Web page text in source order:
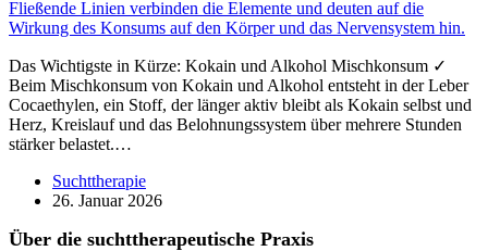
Das Wichtigste in Kürze: Kokain und Alkohol Mischkonsum ✓
Beim Mischkonsum von Kokain und Alkohol entsteht in der Leber
Cocaethylen, ein Stoff, der länger aktiv bleibt als Kokain selbst und
Herz, Kreislauf und das Belohnungssystem über mehrere Stunden
stärker belastet.…
Suchttherapie
26. Januar 2026
Über die suchttherapeutische Praxis